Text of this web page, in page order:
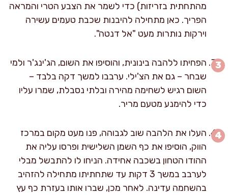
מהתחתית בזריזות) כדי לשמר את הצבע הטרי והמראה
הפריך. כאן מתחילה להיבנות שכבת טעמים עשירה
וירקות נותרות מעט "אל דנטה".
הפחיתו ללהבה בינונית, והוסיפו את השום, הג'ינג'ר ולמי
שבחר – גם את הצ'ילי. ערבבו למשך דקה בלבד –
השום רגיש לשחימה מהירה ובלתי נסבלת, שמרו עליו
כדי להימנע מטעם מריר.
העלו את הלהבה שוב לגבוהה, פנו מעט מקום במרכז
הווק, הוסיפו את כף השמן השלישית ופרסו עליה את
ההודו הטחון בשכבה אחידה. הניחו לו להתבשל מבלי
לערבב במשך 3 דקות עד שתחתיתו מתחילה להזהיב
בהשחמה עדינה. לאחר מכן, שברו אותו בעזרת כף עץ